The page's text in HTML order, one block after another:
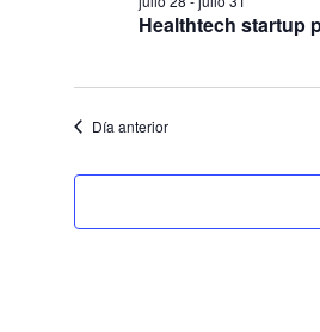
Healthtech startup
Día anterior